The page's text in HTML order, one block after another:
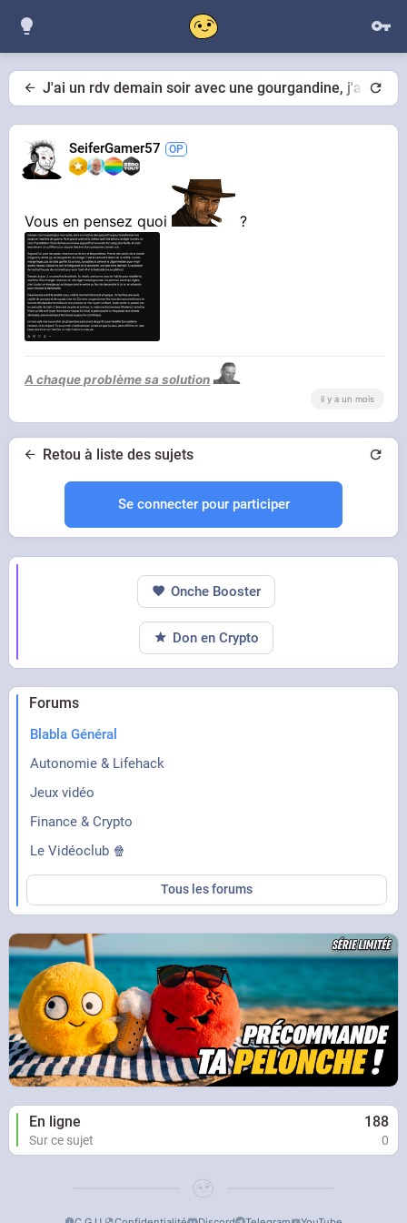
J'ai un rdv demain soir avec une gourgandine, j'ai
SeiferGamer57
Vous en pensez quoi ?
A chaque problème sa solution
il y a un mois
Retou à liste des sujets
Se connecter pour participer
Forums
Blabla Général
Autonomie & Lifehack
Jeux vidéo
Finance & Crypto
Le Vidéoclub 🍿
Tous les forums
En ligne 188
Sur ce sujet 0
Onche Booster
Don en Crypto